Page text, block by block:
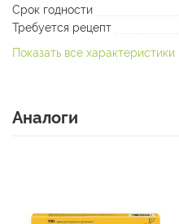
Срок годности
Требуется рецепт
Показать все характеристики
Аналоги